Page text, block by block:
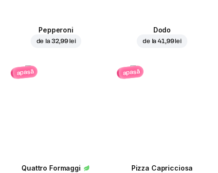
Pepperoni
de la 32,99 lei
Dodo
de la41,99 lei
apasă
Quattro Formaggi
apasă
Pizza Capricciosa